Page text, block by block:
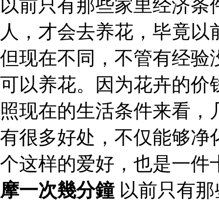
以前只有那些家里经济
人，才会去养花，毕竟
但现在不同，不管有经验
可以养花。因为花卉的价
照现在的生活条件来看
有很多好处，不仅能够净
个这样的爱好，也是一
摩一次幾分鐘以前只有那